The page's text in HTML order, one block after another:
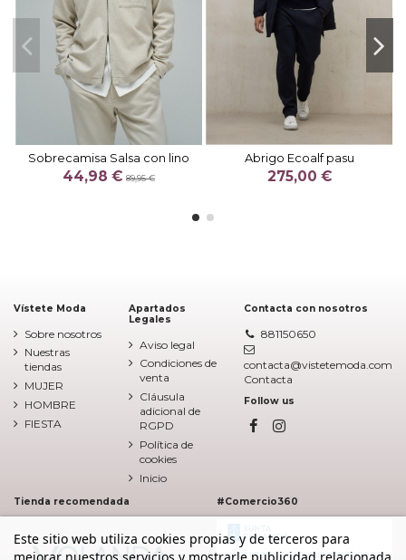
Sobrecamisa Salsa con lino
44,98 € 89,95 €
Abrigo Ecoalf pasu
275,00 €
Vístete Moda
Sobre nosotros
Nuestras
tiendas
MUJER
HOMBRE
FIESTA
Apartados
Legales
Aviso legal
Condiciones de
venta
Cláusula
adicional de
RGPD
Política de
cookies
Inicio
Contacta con nosotros
881150650
contacta@vistetemoda.com
Contacta
Follow us
Este sitio web utiliza cookies propias y de terceros para
Tienda recomendada #Comercio360